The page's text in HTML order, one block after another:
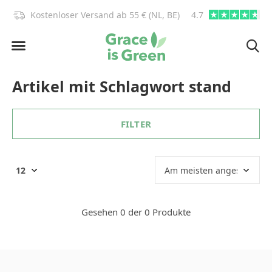
Kostenloser Versand ab 55 € (NL, BE) 4.7
Artikel mit Schlagwort stand
FILTER
Gesehen 0 der 0 Produkte